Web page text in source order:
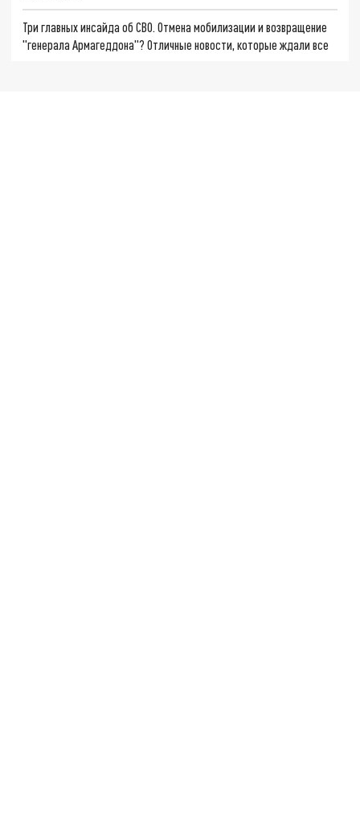
Три главных инсайда об СВО. Отмена мобилизации и возвращение
"генерала Армагеддона"? Отличные новости, которые ждали все